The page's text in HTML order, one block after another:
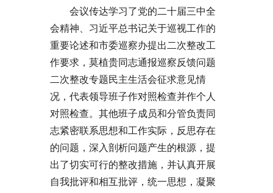
会议传达学习了党的二十届三中全
会精神、习近平总书记关于巡视工作的
重要论述和市委巡察办提出二次整改工
作要求，莫植贵同志通报巡察反馈问题
二次整改专题民主生活会征求意见情
况，代表领导班子作对照检查并作个人
对照检查。其他班子成员和分管负责同
志紧密联系思想和工作实际，反思存在
的问题，深入剖析问题产生的根源，提
出了切实可行的整改措施，并认真开展
自我批评和相互批评，统一思想，凝聚